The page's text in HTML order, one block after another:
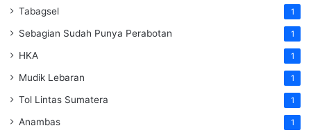
Tabagsel 1
Sebagian Sudah Punya Perabotan 1
HKA 1
Mudik Lebaran 1
Tol Lintas Sumatera 1
Anambas 1